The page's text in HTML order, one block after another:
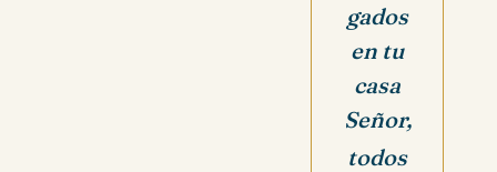
gados
en tu
casa
Señor,
todos